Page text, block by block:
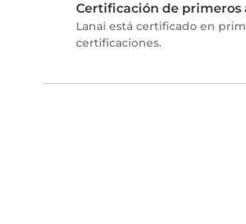
Certificación de primeros
Lanai está certificado en
certificaciones.